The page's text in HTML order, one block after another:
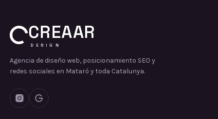
CREAAR
DESIGN
Agencia de diseño web, posicionamiento SEO y
redes sociales en Mataró y toda Catalunya.